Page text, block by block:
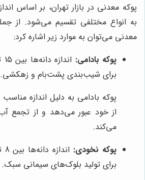
پوکه معدنی در بازار تهران، بر اساس
به انواع مختلفی تقسیم می‌شود. از
معدنی می‌توان به موارد زیر اشاره کرد:
پوکه بادامی:
برای شیب‌بندی پشت‌بام و زهکشی.
پوکه بادامی به دلیل اندازه
از خود عبور می‌دهد و از تجمع
می‌کند.
پوکه نخودی:
برای تولید بلوک‌های سیمانی سبک.